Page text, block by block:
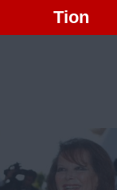
Tion